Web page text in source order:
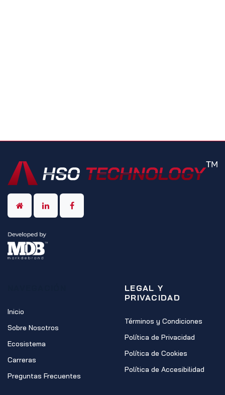
Inicio
Sobre Nosotros
Ecosistema
Carreras
Preguntas Frecuentes
LEGAL Y
PRIVACIDAD
Términos y Condiciones
Política de Privacidad
Política de Cookies
Política de Accesibilidad